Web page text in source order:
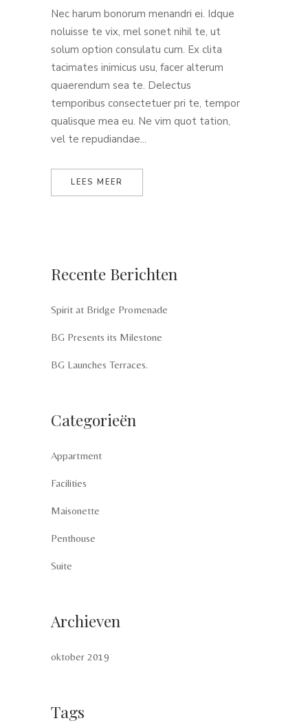
Nec harum bonorum menandri ei. Idque
noluisse te vix, mel sonet nihil te, ut
solum option consulatu cum. Ex clita
tacimates inimicus usu, facer alterum
quaerendum sea te. Delectus
temporibus consectetuer pri te, tempor
qualisque mea eu. Ne vim quot tation,
vel te repudiandae...
LEES MEER
Recente Berichten
Spirit at Bridge Promenade
BG Presents its Milestone
BG Launches Terraces.
Categorieën
Appartment
Facilities
Maisonette
Penthouse
Suite
Archieven
oktober 2019
Tags